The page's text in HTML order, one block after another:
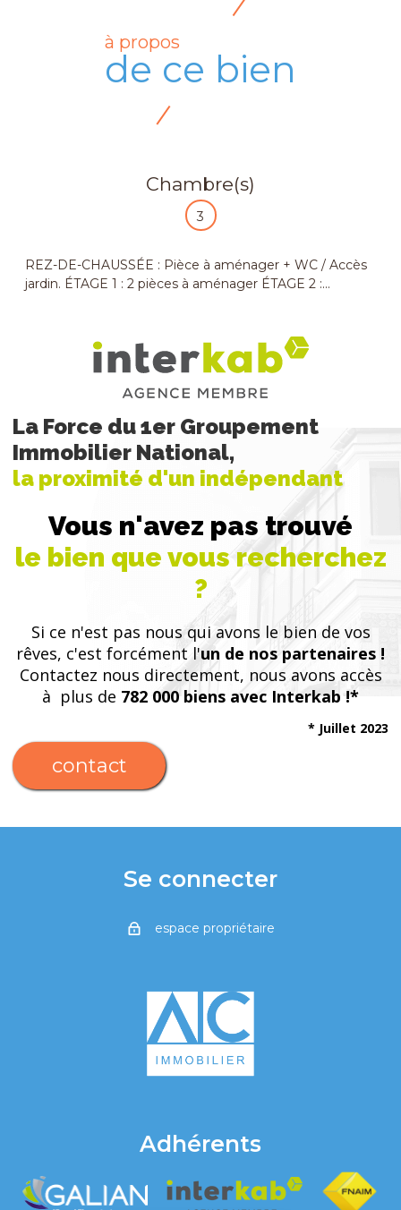
à propos
de ce bien
Chambre(s)
3
REZ-DE-CHAUSSÉE : Pièce à aménager + WC / Accès
jardin. ÉTAGE 1 : 2 pièces à aménager ÉTAGE 2 :...
La Force du 1er Groupement
Immobilier National,
la proximité d'un indépendant
Vous n'avez pas trouvé
le bien que vous recherchez
?
Si ce n'est pas nous qui avons le bien de vos
rêves, c'est forcément l'un de nos partenaires !
Contactez nous directement, nous avons accès
à plus de 782 000 biens avec Interkab !*
contact
* Juillet 2023
Se connecter
espace propriétaire
Adhérents